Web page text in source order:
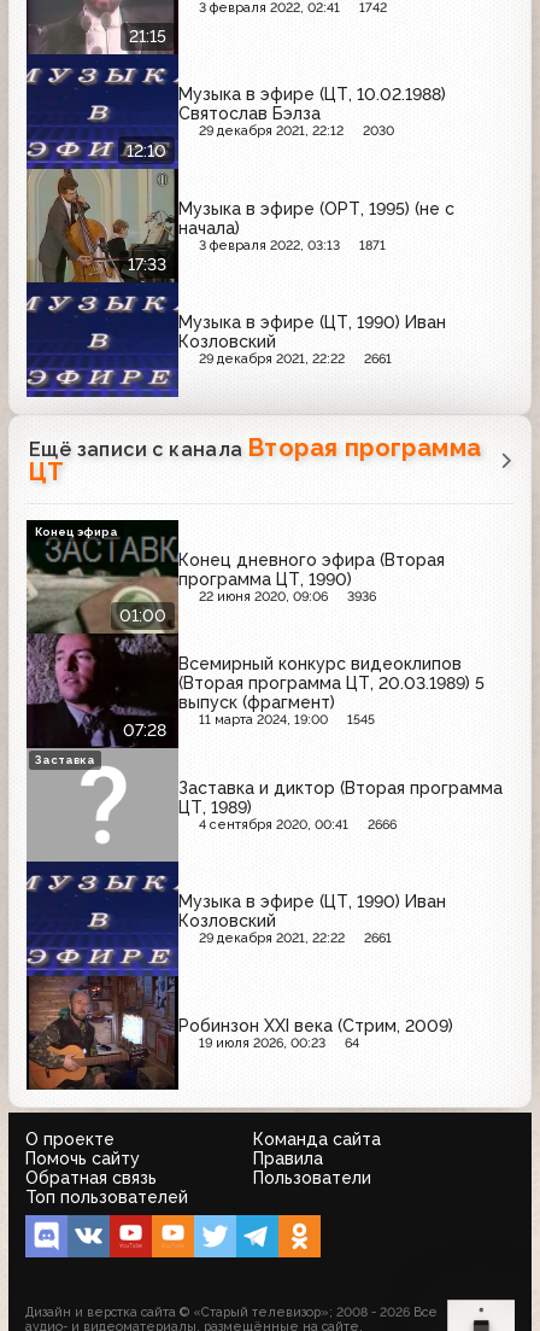
21:15
3 февраля 2022, 02:41 1742
12:10
Музыка в эфире (ЦТ, 10.02.1988)
Святослав Бэлза
29 декабря 2021, 22:12 2030
17:33
Музыка в эфире (ОРТ, 1995) (не с
начала)
3 февраля 2022, 03:13 1871
Музыка в эфире (ЦТ, 1990) Иван
Козловский
29 декабря 2021, 22:22 2661
Ещё записи с канала Вторая программа
ЦТ
01:00
Конец дневного эфира (Вторая
программа ЦТ, 1990)
22 июня 2020, 09:06 3936
Конец эфира
07:28
Всемирный конкурс видеоклипов
(Вторая программа ЦТ, 20.03.1989) 5
выпуск (фрагмент)
11 марта 2024, 19:00 1545
Заставка и диктор (Вторая программа
ЦТ, 1989)
4 сентября 2020, 00:41 2666
Заставка
Музыка в эфире (ЦТ, 1990) Иван
Козловский
29 декабря 2021, 22:22 2661
Робинзон XXI века (Стрим, 2009)
19 июля 2026, 00:23 64
О проекте
Команда сайта
Помочь сайту
Правила
Обратная связь
Пользователи
Топ пользователей
Дизайн и верстка сайта © «Старый телевизор»; 2008 - 2026 Все
аудио- и видеоматериалы, размещённые на сайте,